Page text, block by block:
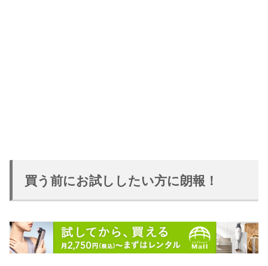
買う前にお試ししたい方に朗報！